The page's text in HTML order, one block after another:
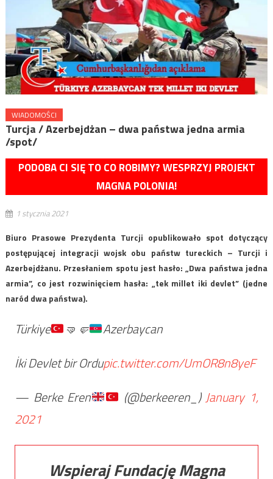
WIADOMOŚCI
Turcja / Azerbejdżan – dwa państwa jedna armia
/spot/
PODOBA CI SIĘ TO CO ROBIMY? WESPRZYJ PROJEKT
MAGNA POLONIA!
1 stycznia 2021
Biuro Prasowe Prezydenta Turcji opublikowało spot dotyczący
postępującej integracji wojsk obu państw tureckich – Turcji i
Azerbejdżanu. Przesłaniem spotu jest hasło: „Dwa państwa jedna
armia”, co jest rozwinięciem hasła: „tek millet iki devlet” (jedne
naród dwa państwa).
Türkiye 🤜 🤛
Azerbaycan
İki Devlet bir Ordupic.twitter.com/UmOR8n8yeF
— Berke Eren
(@berkeeren_)January 1,
2021
Wspieraj Fundację Magna